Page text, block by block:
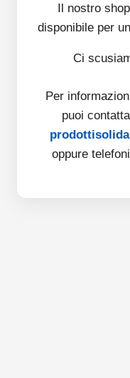
Il nostro
disponibile per
Ci
Per
puoi
oppure